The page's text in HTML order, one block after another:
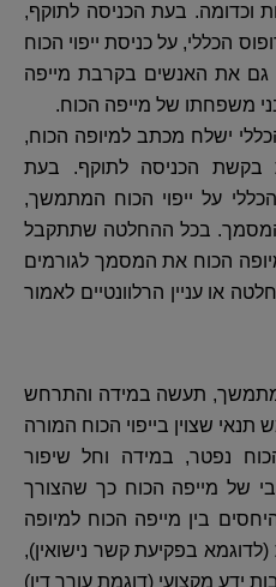
וכדומה. בעת הכניסה לתוקף,
הכללי, על כניסת ייפוי הכוח
גם את האנשים בקרבת מייפה
משפחתו של מייפה הכוח.
ישלח מכתב למיופה הכוח,
בקשת הכניסה לתוקף. בעת
על ייפוי הכוח המתמשך,
בכל ההחלטה שתתקבל
הכוח את המסמך לגורמים
או עניין הרלוונטיים לאמור
המתמשך, תעשה במידה והתרחש
שצוין בייפוי הכוח המורה
נפטר, במידה וחל שיפור
של מייפה הכוח כך שהצורך
בין מייפה הכוח למיופה
בפקיעת קשר נישואין),
ידע מקצועי (דוגמת עורך דין)